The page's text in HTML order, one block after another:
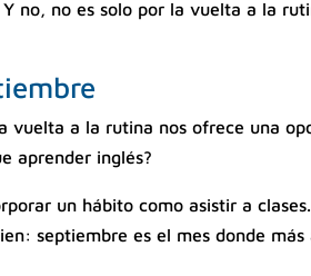
no, no es solo por la vuelta a la
vuelta a la rutina nos ofrece una
aprender inglés?
un hábito como asistir a
septiembre es el mes donde